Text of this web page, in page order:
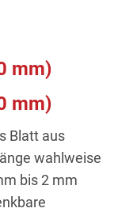
mm)
mm)
Blatt aus
wahlweise
bis 2 mm